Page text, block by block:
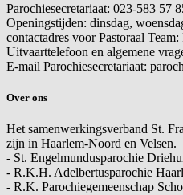
Parochiesecretariaat: 023-583 57
Openingstijden: dinsdag,
contactadres voor Pastoraal
Uitvaarttelefoon en algemene
E-mail Parochiesecretariaat:
Over ons
Het samenwerkingsverband St.
zijn in Haarlem-Noord en Velsen.
- St. Engelmundusparochie
- R.K.H. Adelbertusparochie
- R.K. Parochiegemeenschap